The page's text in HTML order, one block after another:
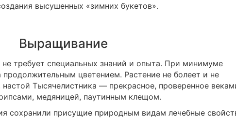
высушенных «зимних букетов».
Выращивание
требует специальных знаний и опыта. При минимуме
цветением. Растение не болеет и не
Тысячелистника ― прекрасное, проверенное
медяницей, паутинным клещом.
сохранили присущие природным видам лечебные